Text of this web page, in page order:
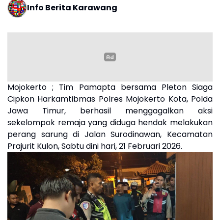
Info Berita Karawang
Mojokerto ; Tim Pamapta bersama Pleton Siaga
Cipkon Harkamtibmas Polres Mojokerto Kota, Polda
Jawa Timur, berhasil menggagalkan aksi
sekelompok remaja yang diduga hendak melakukan
perang sarung di Jalan Surodinawan, Kecamatan
Prajurit Kulon, Sabtu dini hari, 21 Februari 2026.